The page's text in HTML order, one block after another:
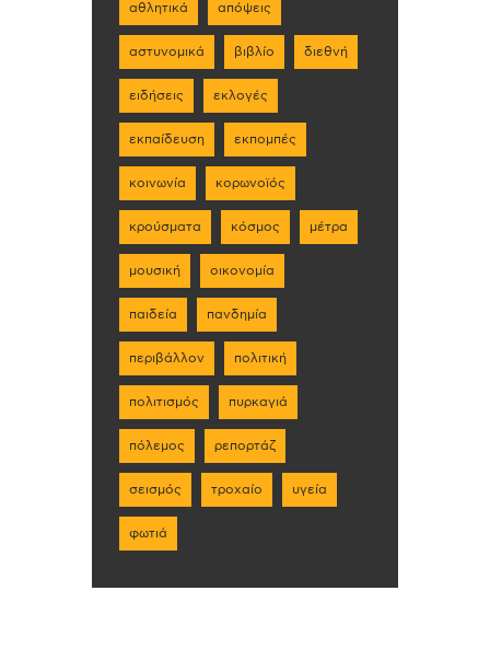
αθλητικά απόψεις
αστυνομικά βιβλίο διεθνή
ειδήσεις εκλογές
εκπαίδευση εκπομπές
κοινωνία κορωνοϊός
κρούσματα κόσμος μέτρα
μουσική οικονομία
παιδεία πανδημία
περιβάλλον πολιτική
πολιτισμός πυρκαγιά
πόλεμος ρεπορτάζ
σεισμός τροχαίο υγεία
φωτιά